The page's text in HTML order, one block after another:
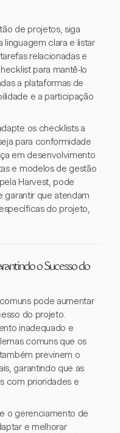
de projetos, siga
linguagem clara e listar
relacionadas e
para mantê-lo
a plataformas de
e a participação
os checklists a
para conformidade
em desenvolvimento
e modelos de gestão
Harvest, pode
garantir que atendam
do projeto,
o Sucesso do
pode aumentar
do projeto.
inadequado e
comuns que os
previnem o
garantindo que as
com prioridades e
o gerenciamento de
e melhorar